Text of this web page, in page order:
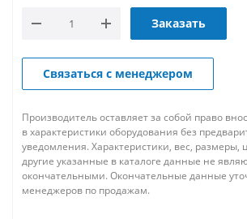
Заказать
Связаться с менеджером
Производитель оставляет за собой право
в характеристики оборудования без
уведомления. Характеристики, вес, размеры,
другие указанные в каталоге данные не
окончательными. Окончательные данные
менеджеров по продажам.